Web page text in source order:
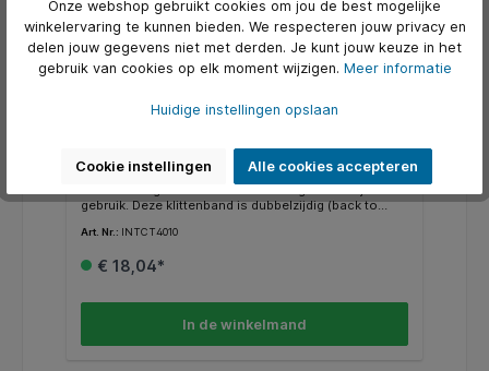
Voor bundelen van kabels, rol 10 m. Klittenband heeft
gebruik. Deze klittenband is dubbelzijdig (back to
breedtes.
Art. Nr.: INTCT4010
€ 18,04*
In de winkelmand
Onze webshop gebruikt cookies om jou de best mogelijke
winkelervaring te kunnen bieden. We respecteren jouw privacy en
delen jouw gegevens niet met derden. Je kunt jouw keuze in het
gebruik van cookies op elk moment wijzigen. Meer informatie
Huidige instellingen opslaan
Cookie instellingen Alle cookies accepteren